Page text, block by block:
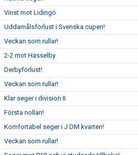
Vinst mot Lidingö
Uddamålsförlust i Svenska cupen!
Veckan som rullar!
2-2 mot Hässelby
Derbyförlust!
Veckan som rullar!
Klar seger i division II
Första nollan!
Komfortabel seger i J DM kvarten!
Veckan som rullar!